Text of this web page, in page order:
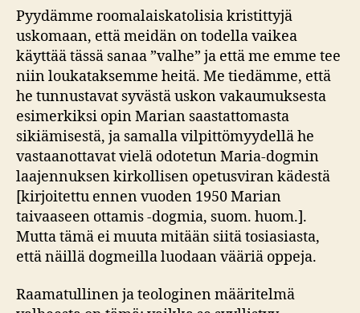
Pyydämme roomalaiskatolisia kristittyjä
uskomaan, että meidän on todella vaikea
käyttää tässä sanaa ”valhe” ja että me emme tee
niin loukataksemme heitä. Me tiedämme, että
he tunnustavat syvästä uskon vakaumuksesta
esimerkiksi opin Marian saastattomasta
sikiämisestä, ja samalla vilpittömyydellä he
vastaanottavat vielä odotetun Maria-dogmin
laajennuksen kirkollisen opetusviran kädestä
[kirjoitettu ennen vuoden 1950 Marian
taivaaseen ottamis -dogmia, suom. huom.].
Mutta tämä ei muuta mitään siitä tosiasiasta,
että näillä dogmeilla luodaan vääriä oppeja.
Raamatullinen ja teologinen määritelmä